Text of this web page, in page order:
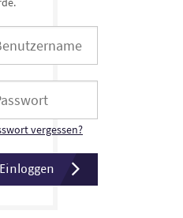
vergessen?
Einloggen